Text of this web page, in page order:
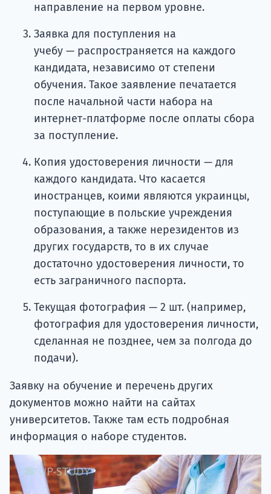
направление на первом уровне.
Заявка для поступления на
учебу — распространяется на каждого
кандидата, независимо от степени
обучения. Такое заявление печатается
после начальной части набора на
интернет-платформе после оплаты сбора
за поступление.
Копия удостоверения личности — для
каждого кандидата. Что касается
иностранцев, коими являются украинцы,
поступающие в польские учреждения
образования, а также нерезидентов из
других государств, то в их случае
достаточно удостоверения личности, то
есть заграничного паспорта.
Текущая фотография — 2 шт. (например,
фотография для удостоверения личности,
сделанная не позднее, чем за полгода до
подачи).
Заявку на обучение и перечень других
документов можно найти на сайтах
университетов. Также там есть подробная
информация о наборе студентов.